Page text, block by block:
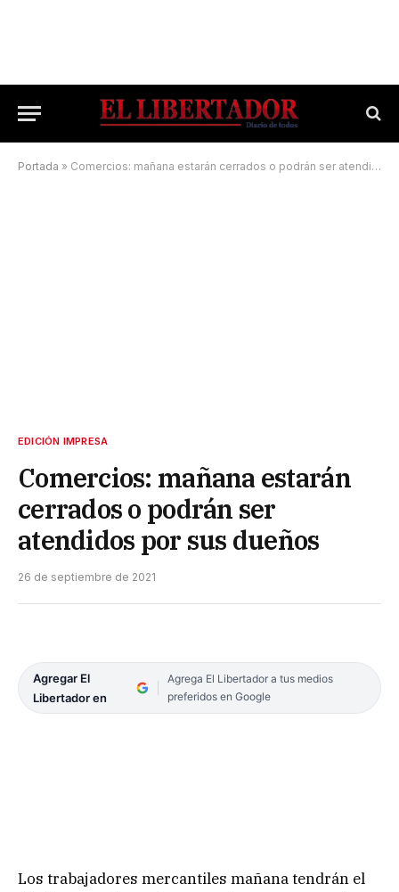
Portada » Comercios: mañana estarán cerrados o podrán ser atendidos por sus dueños
EDICIÓN IMPRESA
Comercios: mañana estarán
cerrados o podrán ser
atendidos por sus dueños
26 de septiembre de 2021
Agregar El
Libertador en
Agrega El Libertador a tus medios
preferidos en Google
Los trabajadores mercantiles mañana tendrán el